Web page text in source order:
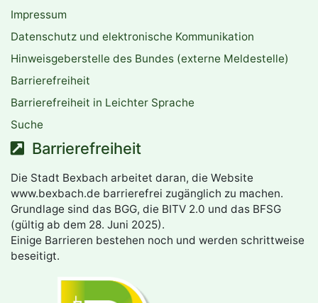
Impressum
Datenschutz und elektronische Kommunikation
Hinweisgeberstelle des Bundes (externe Meldestelle)
Barrierefreiheit
Barrierefreiheit in Leichter Sprache
Suche
Barrierefreiheit
Die Stadt Bexbach arbeitet daran, die Website
www.bexbach.de barrierefrei zugänglich zu machen.
Grundlage sind das BGG, die BITV 2.0 und das BFSG
(gültig ab dem 28. Juni 2025).
Einige Barrieren bestehen noch und werden schrittweise
beseitigt.